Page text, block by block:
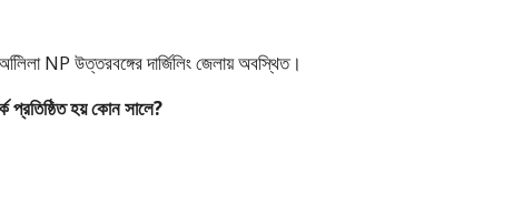
NP উত্তরবঙ্গের দার্জিলিং জেলায় অবস্থিত।
প্রতিষ্ঠিত হয় কোন সালে?